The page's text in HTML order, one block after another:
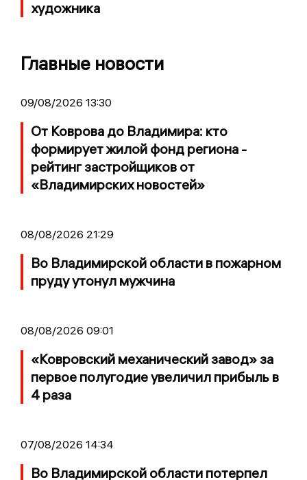
художника
Главные новости
09/08/2026 13:30
От Коврова до Владимира: кто
формирует жилой фонд региона -
рейтинг застройщиков от
«Владимирских новостей»
08/08/2026 21:29
Во Владимирской области в пожарном
пруду утонул мужчина
08/08/2026 09:01
«Ковровский механический завод» за
первое полугодие увеличил прибыль в
4 раза
07/08/2026 14:34
Во Владимирской области потерпел